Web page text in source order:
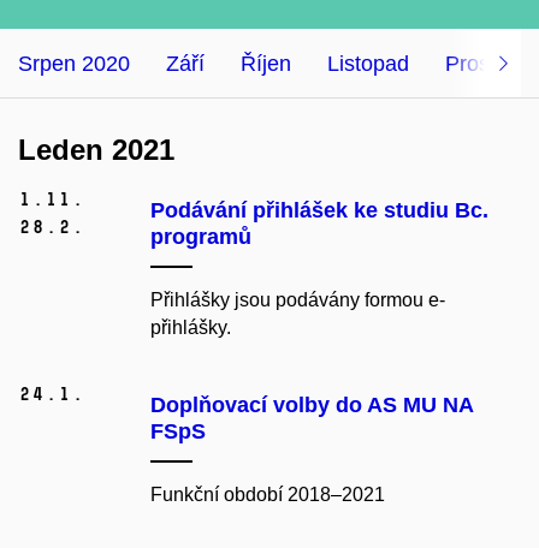
Srpen 2020 Září Říjen Listopad Prosinec
Leden 2021
1. 11.
28. 2.
Podávání přihlášek ke studiu Bc.
programů
Přihlášky jsou podávány formou e-
přihlášky.
24. 1.
Doplňovací volby do AS MU NA
FSpS
Funkční období 2018–2021